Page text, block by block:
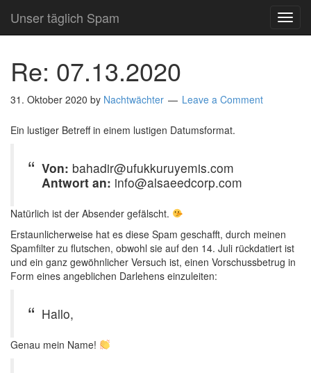
Unser täglich Spam
Re: 07.13.2020
31. Oktober 2020 by Nachtwächter Leave a Comment
Ein lustiger Betreff in einem lustigen Datumsformat.
Von: bahadir@ufukkuruyemis.com
Antwort an: info@alsaeedcorp.com
Natürlich ist der Absender gefälscht.
Erstaunlicherweise hat es diese Spam geschafft, durch meinen
Spamfilter zu flutschen, obwohl sie auf den 14. Juli rückdatiert ist
und ein ganz gewöhnlicher Versuch ist, einen Vorschussbetrug in
Form eines angeblichen Darlehens einzuleiten:
Hallo,
Genau mein Name!